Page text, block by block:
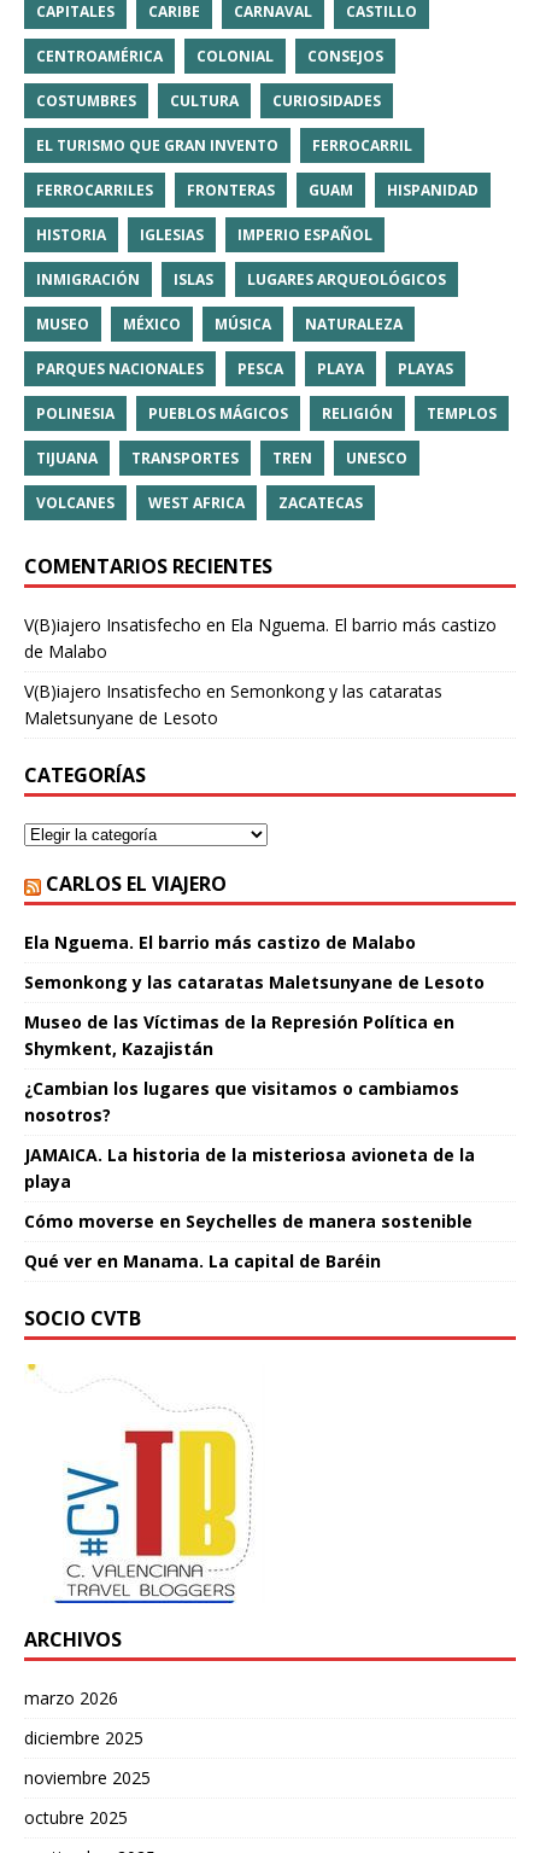
CAPITALES CARIBE CARNAVAL CASTILLO
CENTROAMÉRICA COLONIAL CONSEJOS
COSTUMBRES CULTURA CURIOSIDADES
EL TURISMO QUE GRAN INVENTO FERROCARRIL
FERROCARRILES FRONTERAS GUAM HISPANIDAD
HISTORIA IGLESIAS IMPERIO ESPAÑOL
INMIGRACIÓN ISLAS LUGARES ARQUEOLÓGICOS
MUSEO MÉXICO MÚSICA NATURALEZA
PARQUES NACIONALES PESCA PLAYA PLAYAS
POLINESIA PUEBLOS MÁGICOS RELIGIÓN TEMPLOS
TIJUANA TRANSPORTES TREN UNESCO
VOLCANES WEST AFRICA ZACATECAS
COMENTARIOS RECIENTES
V(B)iajero Insatisfecho en Ela Nguema. El barrio más castizo
de Malabo
V(B)iajero Insatisfecho en Semonkong y las cataratas
Maletsunyane de Lesoto
CATEGORÍAS
CARLOS EL VIAJERO
Ela Nguema. El barrio más castizo de Malabo
Semonkong y las cataratas Maletsunyane de Lesoto
Museo de las Víctimas de la Represión Política en
Shymkent, Kazajistán
¿Cambian los lugares que visitamos o cambiamos
nosotros?
JAMAICA. La historia de la misteriosa avioneta de la
playa
Cómo moverse en Seychelles de manera sostenible
Qué ver en Manama. La capital de Baréin
SOCIO CVTB
ARCHIVOS
marzo 2026
diciembre 2025
noviembre 2025
octubre 2025